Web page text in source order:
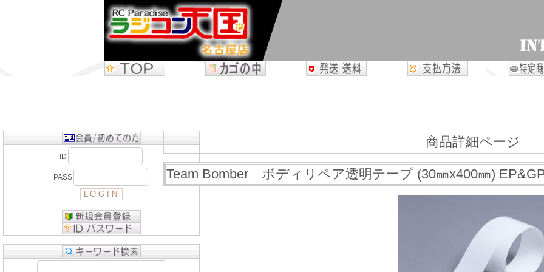
ID
PASS
商品詳細ページ
Team Bomber ボディリペア透明テープ (30㎜x400㎜)